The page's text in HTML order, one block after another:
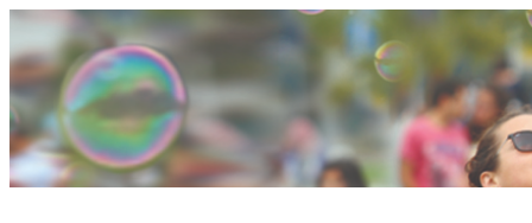
Saltar
al
contenido